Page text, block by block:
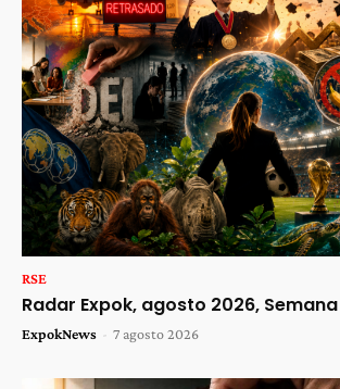
RSE
Radar Expok, agosto 2026, Semana
ExpokNews - 7 agosto 2026